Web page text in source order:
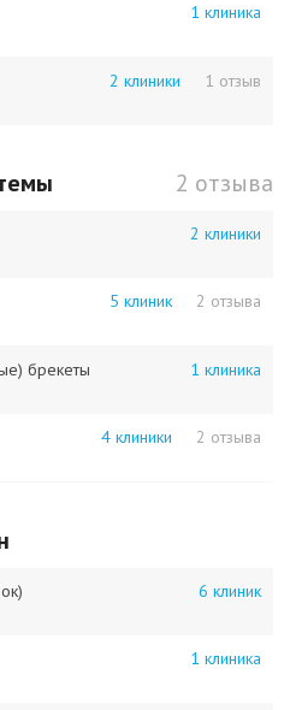
1 клиника
1 отзыв
2 клиники
2 отзыва
2 клиники
2 отзыва
5 клиник
брекеты
1 клиника
2 отзыва
4 клиники
6 клиник
1 клиника